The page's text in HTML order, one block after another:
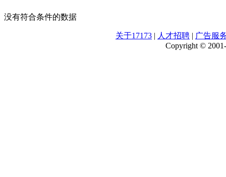
没有符合条件的数据
关于17173 | 人才招聘 | 广告服
Copyright ©